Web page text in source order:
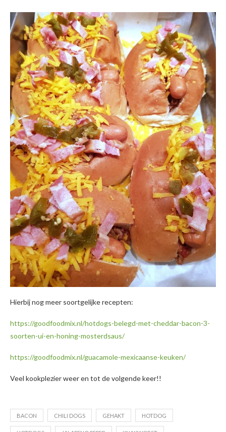
Hierbij nog meer soortgelijke recepten:
https://goodfoodmix.nl/hotdogs-belegd-met-cheddar-bacon-3-
soorten-ui-en-honing-mosterdsaus/
https://goodfoodmix.nl/guacamole-mexicaanse-keuken/
Veel kookplezier weer en tot de volgende keer!!
BACON CHILI DOGS GEHAKT HOTDOG